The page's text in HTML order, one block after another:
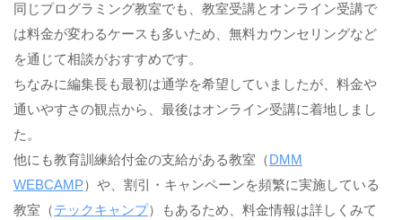
同じプログラミング教室でも、教室受講とオンライン受講で
は料金が変わるケースも多いため、無料カウンセリングなど
を通じて相談がおすすめです。
ちなみに編集長も最初は通学を希望していましたが、料金や
通いやすさの観点から、最後はオンライン受講に着地しまし
た。
他にも教育訓練給付金の支給がある教室（ DMM
WEBCAMP）や、割引・キャンペーンを頻繁に実施している
教室（テックキャンプ）もあるため、料金情報は詳しくみて